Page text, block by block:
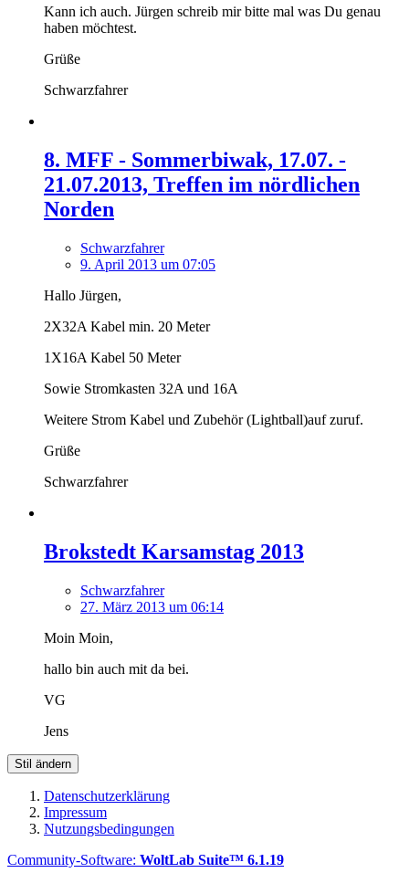
Kann ich auch. Jürgen schreib mir bitte mal was Du genau
haben möchtest.
Grüße
Schwarzfahrer
8. MFF - Sommerbiwak, 17.07. -
21.07.2013, Treffen im nördlichen
Norden
Schwarzfahrer
9. April 2013 um 07:05
Hallo Jürgen,
2X32A Kabel min. 20 Meter
1X16A Kabel 50 Meter
Sowie Stromkasten 32A und 16A
Weitere Strom Kabel und Zubehör (Lightball)auf zuruf.
Grüße
Schwarzfahrer
Brokstedt Karsamstag 2013
Schwarzfahrer
27. März 2013 um 06:14
Moin Moin,
hallo bin auch mit da bei.
VG
Jens
Stil ändern
Datenschutzerklärung
Impressum
Nutzungsbedingungen
Community-Software: WoltLab Suite™ 6.1.19